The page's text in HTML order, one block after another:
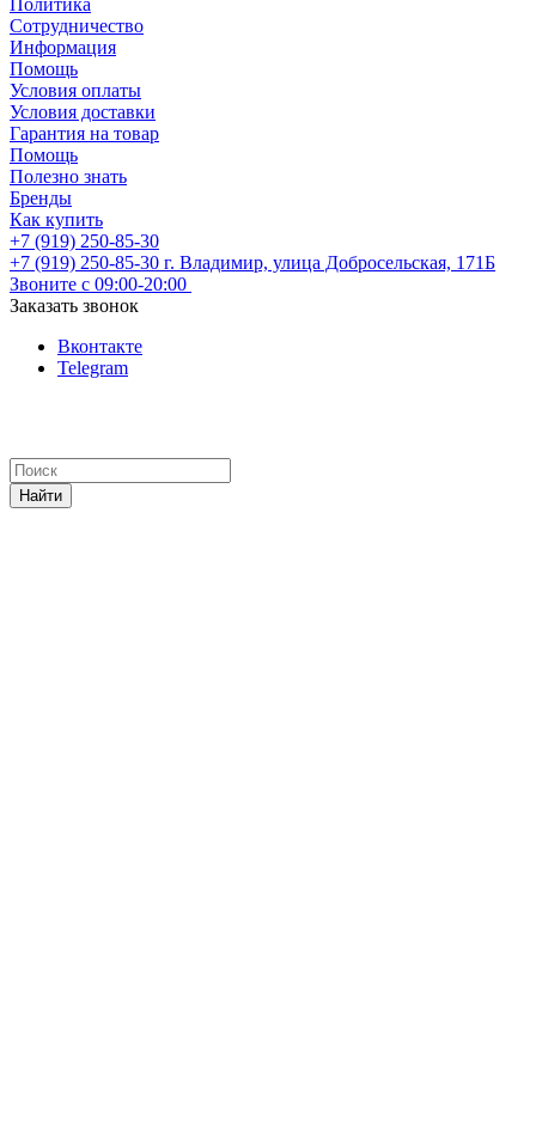
Политика
Сотрудничество
Информация
Помощь
Условия оплаты
Условия доставки
Гарантия на товар
Помощь
Полезно знать
Бренды
Как купить
+7 (919) 250-85-30
+7 (919) 250-85-30 г. Владимир, улица Добросельская, 171Б
Звоните с 09:00-20:00
Заказать звонок
Вконтакте
Telegram
Найти